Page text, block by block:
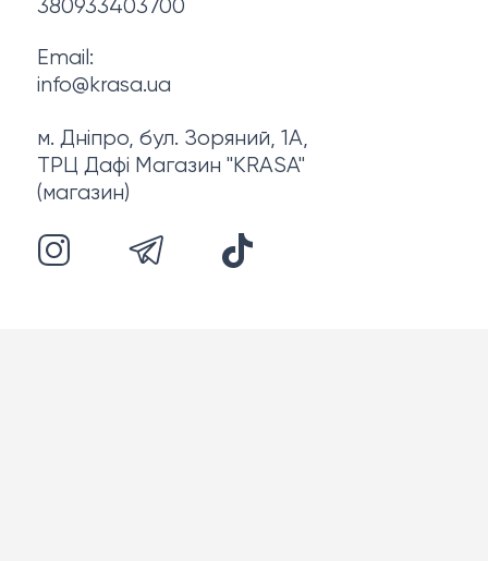
380933403700
Email:
info@krasa.ua
м. Дніпро, бул. Зоряний, 1А,
ТРЦ Дафі Магазин "KRASA"
(магазин)